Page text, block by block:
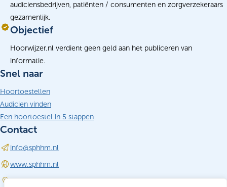
audiciensbedrijven, patiënten / consumenten en zorgverzekeraars
gezamenlijk.
Objectief
Hoorwijzer.nl verdient geen geld aan het publiceren van
informatie.
Snel naar
Hoortoestellen
Audicien vinden
Een hoortoestel in 5 stappen
Contact
info@sphhm.nl
www.sphhm.nl
Driebergen-Rijsenburg